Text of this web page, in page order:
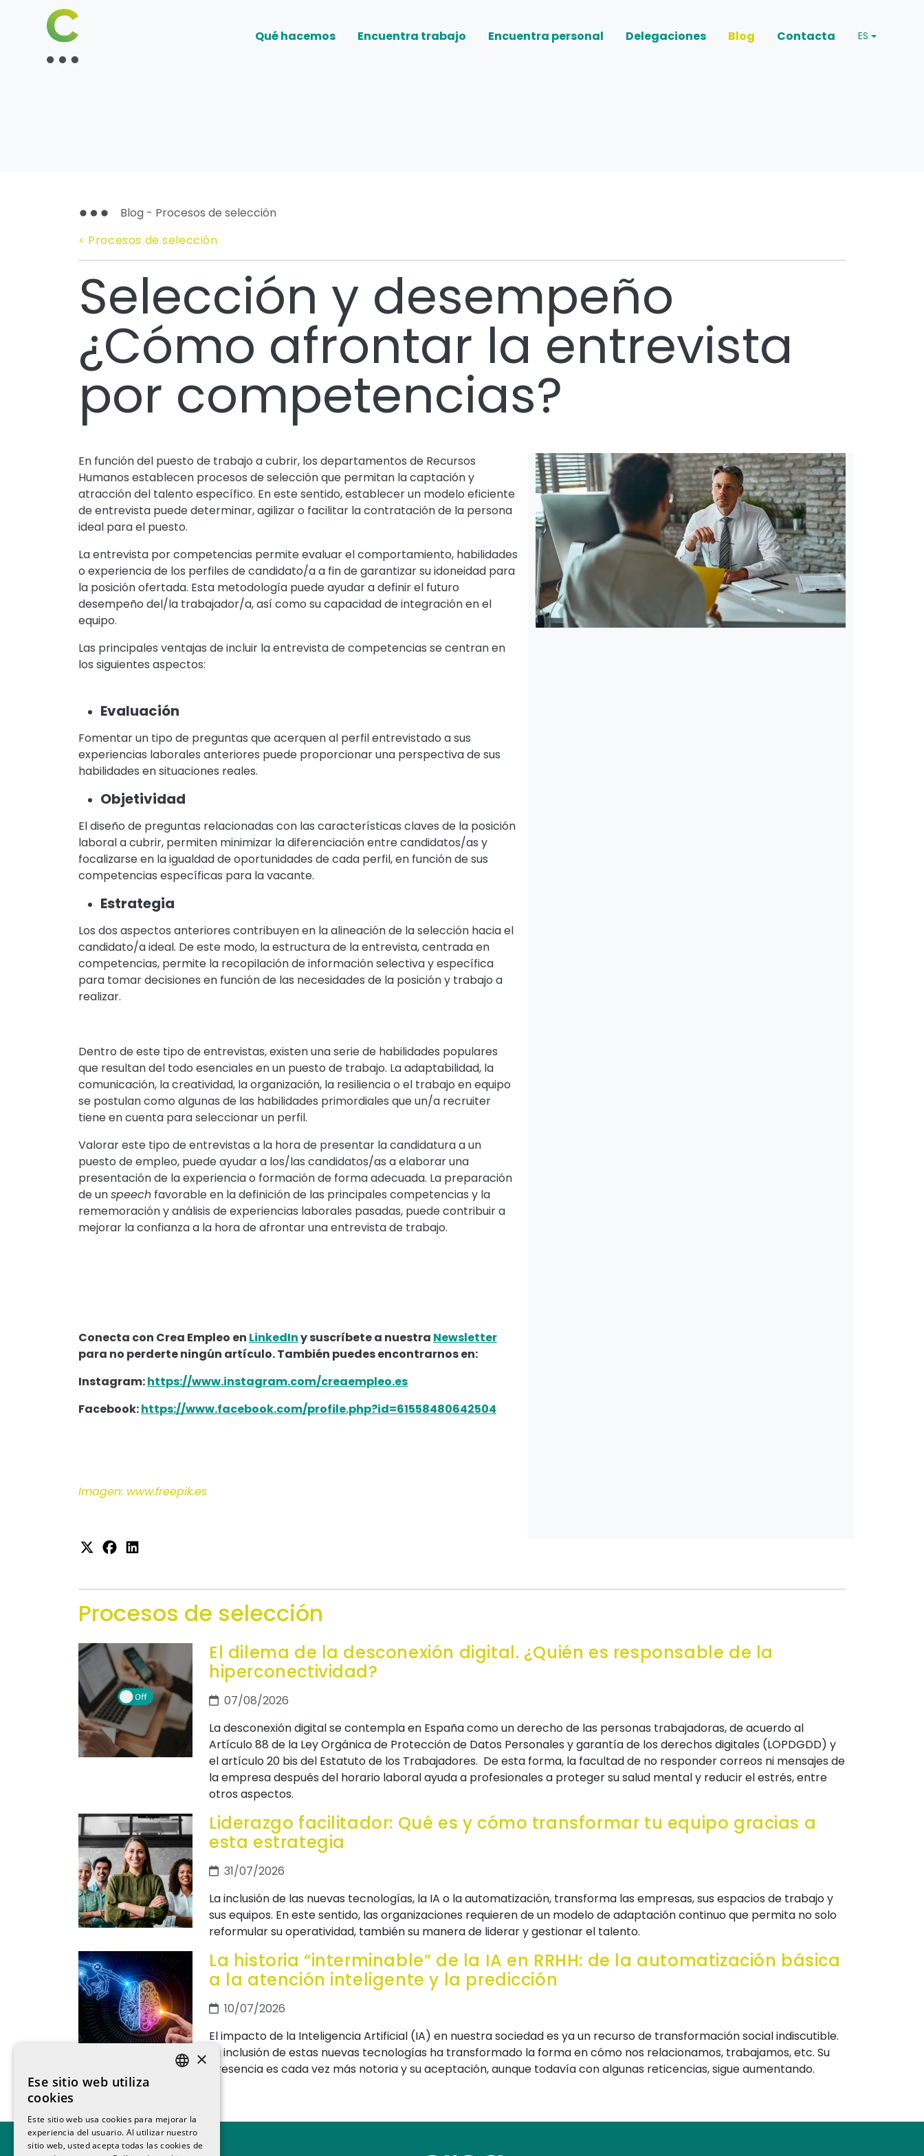
Qué hacemos Encuentra trabajo Encuentra personal Delegaciones Blog Contacta ES
Blog - Procesos de selección
< Procesos de selección
Selección y desempeño
¿Cómo afrontar la entrevista
por competencias?
En función del puesto de trabajo a cubrir, los departamentos de Recursos
Humanos establecen procesos de selección que permitan la captación y
atracción del talento específico. En este sentido, establecer un modelo eficiente
de entrevista puede determinar, agilizar o facilitar la contratación de la persona
ideal para el puesto.
La entrevista por competencias permite evaluar el comportamiento, habilidades
o experiencia de los perfiles de candidato/a a fin de garantizar su idoneidad para
la posición ofertada. Esta metodología puede ayudar a definir el futuro
desempeño del/la trabajador/a, así como su capacidad de integración en el
equipo.
Las principales ventajas de incluir la entrevista de competencias se centran en
los siguientes aspectos:
Evaluación
Fomentar un tipo de preguntas que acerquen al perfil entrevistado a sus
experiencias laborales anteriores puede proporcionar una perspectiva de sus
habilidades en situaciones reales.
Objetividad
El diseño de preguntas relacionadas con las características claves de la posición
laboral a cubrir, permiten minimizar la diferenciación entre candidatos/as y
focalizarse en la igualdad de oportunidades de cada perfil, en función de sus
competencias específicas para la vacante.
Estrategia
Los dos aspectos anteriores contribuyen en la alineación de la selección hacia el
candidato/a ideal. De este modo, la estructura de la entrevista, centrada en
competencias, permite la recopilación de información selectiva y específica
para tomar decisiones en función de las necesidades de la posición y trabajo a
realizar.
Dentro de este tipo de entrevistas, existen una serie de habilidades populares
que resultan del todo esenciales en un puesto de trabajo. La adaptabilidad, la
comunicación, la creatividad, la organización, la resiliencia o el trabajo en equipo
se postulan como algunas de las habilidades primordiales que un/a recruiter
tiene en cuenta para seleccionar un perfil.
Valorar este tipo de entrevistas a la hora de presentar la candidatura a un
puesto de empleo, puede ayudar a los/las candidatos/as a elaborar una
presentación de la experiencia o formación de forma adecuada. La preparación
de unspeech favorable en la definición de las principales competencias y la
rememoración y análisis de experiencias laborales pasadas, puede contribuir a
mejorar la confianza a la hora de afrontar una entrevista de trabajo.
Conecta con Crea Empleo en LinkedIny suscríbete a nuestra Newsletter
para no perderte ningún artículo. También puedes encontrarnos en:
Instagram:https://www.instagram.com/creaempleo.es
Facebook:https://www.facebook.com/profile.php?id=61558480642504
Imagen: www.freepik.es
Procesos de selección
El dilema de la desconexión digital. ¿Quién es responsable de la
hiperconectividad?
07/08/2026
La desconexión digital se contempla en España como un derecho de las personas trabajadoras, de acuerdo al
Artículo 88 de la Ley Orgánica de Protección de Datos Personales y garantía de los derechos digitales (LOPDGDD) y
el artículo 20 bis del Estatuto de los Trabajadores. De esta forma, la facultad de no responder correos ni mensajes de
la empresa después del horario laboral ayuda a profesionales a proteger su salud mental y reducir el estrés, entre
otros aspectos.
Liderazgo facilitador: Qué es y cómo transformar tu equipo gracias a
esta estrategia
31/07/2026
La inclusión de las nuevas tecnologías, la IA o la automatización, transforma las empresas, sus espacios de trabajo y
sus equipos. En este sentido, las organizaciones requieren de un modelo de adaptación continuo que permita no solo
reformular su operatividad, también su manera de liderar y gestionar el talento.
La historia “interminable” de la IA en RRHH: de la automatización básica
a la atención inteligente y la predicción
10/07/2026
El impacto de la Inteligencia Artificial (IA) en nuestra sociedad es ya un recurso de transformación social indiscutible.
La inclusión de estas nuevas tecnologías ha transformado la forma en cómo nos relacionamos, trabajamos, etc. Su
presencia es cada vez más notoria y su aceptación, aunque todavía con algunas reticencias, sigue aumentando.
×
Ese sitio web utiliza
cookies
Este sitio web usa cookies para mejorar la
experiencia del usuario. Al utilizar nuestro
sitio web, usted acepta todas las cookies de